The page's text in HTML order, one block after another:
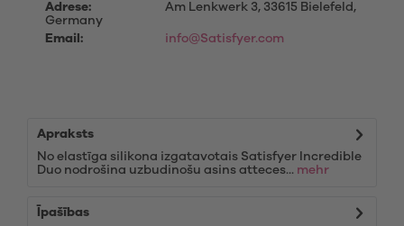
Adrese:
Am Lenkwerk 3, 33615 Bielefeld,
Germany
Email:
info@Satisfyer.com
Apraksts
No elastīga silikona izgatavotais Satisfyer Incredible
Duo nodrošina uzbudinošu asins atteces... mehr
Īpašības